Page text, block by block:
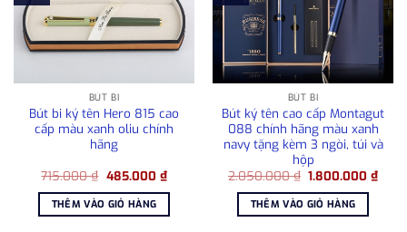
BÚT BI
Bút bi ký tên Hero 815 cao
cấp màu xanh oliu chính
hãng
715.000₫ Giá
là:
715.000 ₫.
485.000 ₫Giá
hiện
tại
485.000 ₫.
THÊM VÀO GIỎ HÀNG
BÚT BI
Bút ký tên cao cấp Montagut
088 chính hãng màu xanh
navy tặng kèm 3 ngòi, túi và
hộp
2.050.000₫ Giá
là:
2.050.000 ₫.
1.800.000₫Giá
hiện
THÊM VÀO GIỎ HÀNG